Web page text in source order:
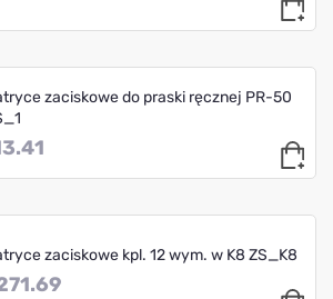
zaciskowe do praski ręcznej PR-50
zaciskowe kpl. 12 wym. w K8 ZS_K8